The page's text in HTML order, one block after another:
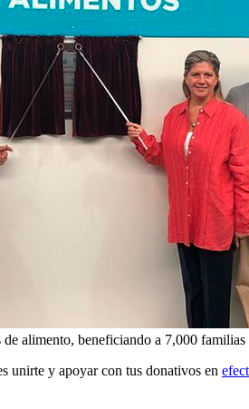
alimento, beneficiando a 7,000 familias
unirte y apoyar con tus donativos en